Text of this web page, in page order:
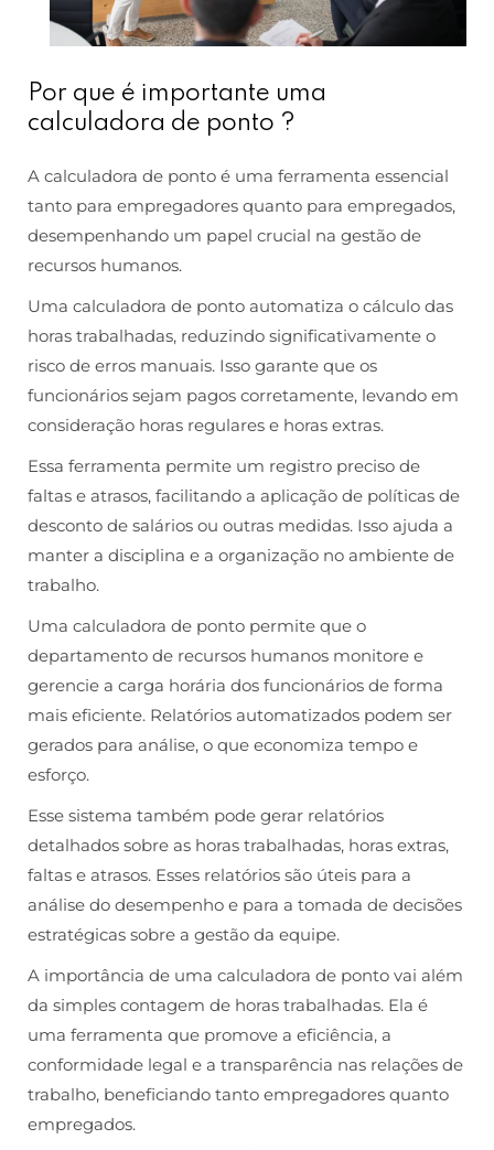
Por que é importante uma
calculadora de ponto ?
A calculadora de ponto é uma ferramenta essencial
tanto para empregadores quanto para empregados,
desempenhando um papel crucial na gestão de
recursos humanos.
Uma calculadora de ponto automatiza o cálculo das
horas trabalhadas, reduzindo significativamente o
risco de erros manuais. Isso garante que os
funcionários sejam pagos corretamente, levando em
consideração horas regulares e horas extras.
Essa ferramenta permite um registro preciso de
faltas e atrasos, facilitando a aplicação de políticas de
desconto de salários ou outras medidas. Isso ajuda a
manter a disciplina e a organização no ambiente de
trabalho.
Uma calculadora de ponto permite que o
departamento de recursos humanos monitore e
gerencie a carga horária dos funcionários de forma
mais eficiente. Relatórios automatizados podem ser
gerados para análise, o que economiza tempo e
esforço.
Esse sistema também pode gerar relatórios
detalhados sobre as horas trabalhadas, horas extras,
faltas e atrasos. Esses relatórios são úteis para a
análise do desempenho e para a tomada de decisões
estratégicas sobre a gestão da equipe.
A importância de uma calculadora de ponto vai além
da simples contagem de horas trabalhadas. Ela é
uma ferramenta que promove a eficiência, a
conformidade legal e a transparência nas relações de
trabalho, beneficiando tanto empregadores quanto
empregados.